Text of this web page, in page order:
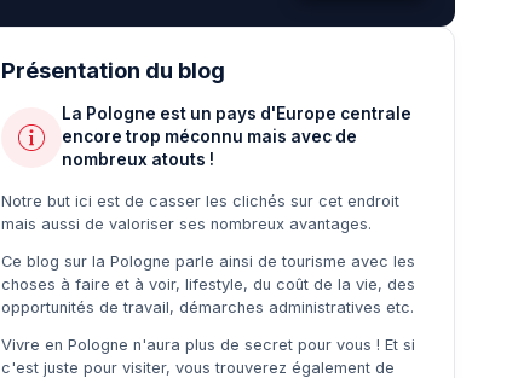
Présentation du blog
La Pologne est un pays d'Europe centrale
encore trop méconnu mais avec de
nombreux atouts !
Notre but ici est de casser les clichés sur cet endroit
mais aussi de valoriser ses nombreux avantages.
Ce blog sur la Pologne parle ainsi de tourisme avec les
choses à faire et à voir, lifestyle, du coût de la vie, des
opportunités de travail, démarches administratives etc.
Vivre en Pologne n'aura plus de secret pour vous ! Et si
c'est juste pour visiter, vous trouverez également de